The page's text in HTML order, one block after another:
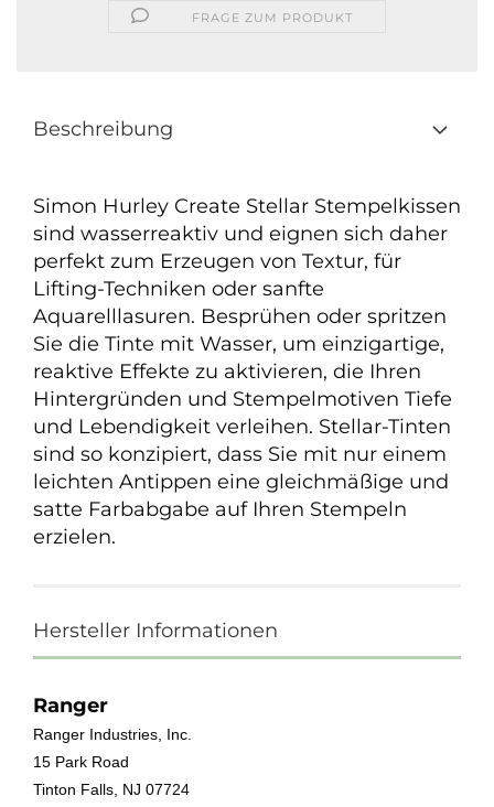
FRAGE ZUM PRODUKT
Beschreibung
Simon Hurley Create Stellar Stempelkissen
sind wasserreaktiv und eignen sich daher
perfekt zum Erzeugen von Textur, für
Lifting-Techniken oder sanfte
Aquarelllasuren. Besprühen oder spritzen
Sie die Tinte mit Wasser, um einzigartige,
reaktive Effekte zu aktivieren, die Ihren
Hintergründen und Stempelmotiven Tiefe
und Lebendigkeit verleihen. Stellar-Tinten
sind so konzipiert, dass Sie mit nur einem
leichten Antippen eine gleichmäßige und
satte Farbabgabe auf Ihren Stempeln
erzielen.
Hersteller Informationen
Ranger
Ranger Industries, Inc.
15 Park Road
Tinton Falls, NJ 07724